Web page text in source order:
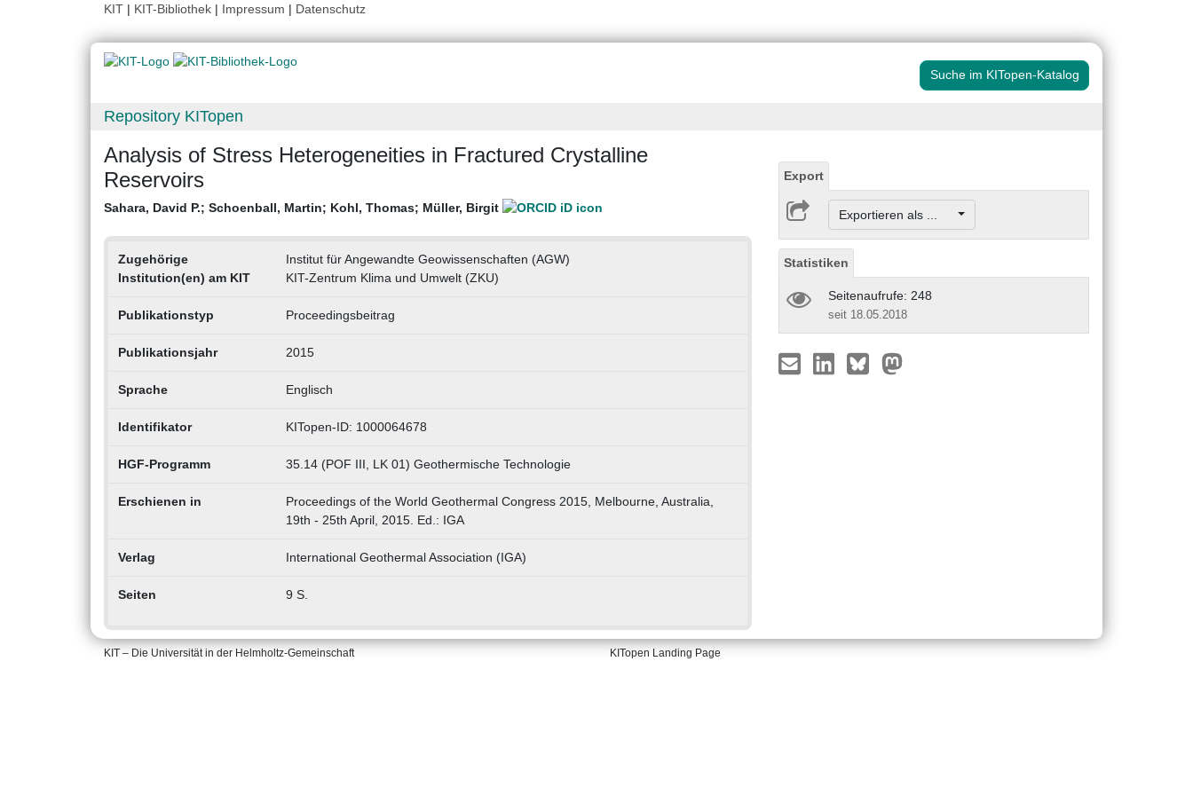
KIT | KIT-Bibliothek | Impressum | Datenschutz
Suche im KITopen-Katalog
Repository KITopen
Analysis of Stress Heterogeneities in Fractured Crystalline
Reservoirs
Sahara, David P.; Schoenball, Martin; Kohl, Thomas; Müller, Birgit
Zugehörige
Institution(en) am KIT
Institut für Angewandte Geowissenschaften (AGW)
KIT-Zentrum Klima und Umwelt (ZKU)
Publikationstyp Proceedingsbeitrag
Publikationsjahr 2015
Sprache Englisch
Identifikator KITopen-ID: 1000064678
HGF-Programm 35.14 (POF III, LK 01) Geothermische Technologie
Erschienen in
Proceedings of the World Geothermal Congress 2015, Melbourne, Australia,
19th - 25th April, 2015. Ed.: IGA
Verlag International Geothermal Association (IGA)
Seiten 9 S.
Export
Exportieren als ...
Statistiken
Seitenaufrufe: 248
seit 18.05.2018
KIT – Die Universität in der Helmholtz-Gemeinschaft KITopen Landing Page